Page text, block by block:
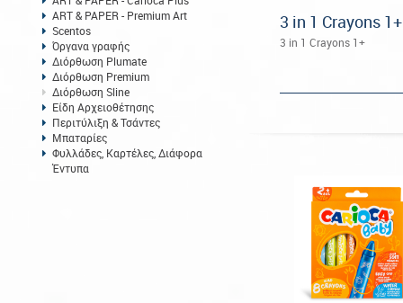
ART & PAPER - Premium Art
Scentos
Όργανα γραφής
Διόρθωση Plumate
Διόρθωση Premium
Διόρθωση Sline
Είδη Αρχειοθέτησης
Περιτύλιξη & Τσάντες
Μπαταρίες
Φυλλάδες, Καρτέλες, Διάφορα
Έντυπα
3 in 1 Crayons 1+
3 in 1 Crayons 1+